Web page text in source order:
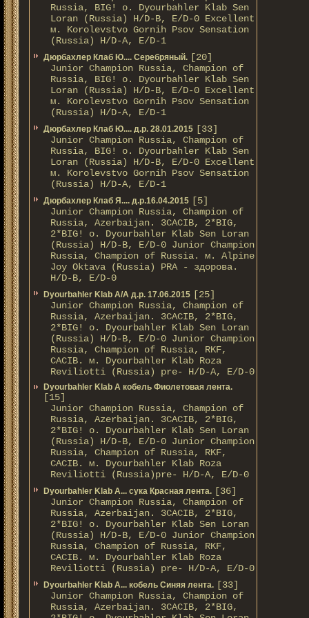
Russia, BIG! о. Dyourbahler Klab Sen
Loran (Russia) H/D-B, E/D-0 Excellent
м. Korolevstvo Gornih Psov Sensation
(Russia) H/D-A, E/D-1
Дюрбахлер Клаб Ю.... Серебряный. [20]
Junior Champion Russia, Champion of
Russia, BIG! о. Dyourbahler Klab Sen
Loran (Russia) H/D-B, E/D-0 Excellent
м. Korolevstvo Gornih Psov Sensation
(Russia) H/D-A, E/D-1
Дюрбахлер Клаб Ю.... д.р. 28.01.2015 [33]
Junior Champion Russia, Champion of
Russia, BIG! о. Dyourbahler Klab Sen
Loran (Russia) H/D-B, E/D-0 Excellent
м. Korolevstvo Gornih Psov Sensation
(Russia) H/D-A, E/D-1
Дюрбахлер Клаб Я.... д.р.16.04.2015 [5]
Junior Champion Russia, Champion of
Russia, Azerbaijan. 3CACIB, 2*BIG,
2*BIG! о. Dyourbahler Klab Sen Loran
(Russia) H/D-B, E/D-0 Junior Champion
Russia, Champion of Russia. м. Alpine
Joy Oktava (Russia) PRA - здорова.
H/D-B, E/D-0
Dyourbahler Klab A/А д.р. 17.06.2015 [25]
Junior Champion Russia, Champion of
Russia, Azerbaijan. 3CACIB, 2*BIG,
2*BIG! о. Dyourbahler Klab Sen Loran
(Russia) H/D-B, E/D-0 Junior Champion
Russia, Champion of Russia, RKF,
CACIB. м. Dyourbahler Klab Roza
Reviliotti (Russia) pre- H/D-A, E/D-0
Dyourbahler Klab A кобель Фиолетовая лента.
[15]
Junior Champion Russia, Champion of
Russia, Azerbaijan. 3CACIB, 2*BIG,
2*BIG! о. Dyourbahler Klab Sen Loran
(Russia) H/D-B, E/D-0 Junior Champion
Russia, Champion of Russia, RKF,
CACIB. м. Dyourbahler Klab Roza
Reviliotti (Russia)pre- H/D-A, E/D-0
Dyourbahler Klab A... сука Красная лента. [36]
Junior Champion Russia, Champion of
Russia, Azerbaijan. 3CACIB, 2*BIG,
2*BIG! о. Dyourbahler Klab Sen Loran
(Russia) H/D-B, E/D-0 Junior Champion
Russia, Champion of Russia, RKF,
CACIB. м. Dyourbahler Klab Roza
Reviliotti (Russia) pre- H/D-A, E/D-0
Dyourbahler Klab A... кобель Синяя лента. [33]
Junior Champion Russia, Champion of
Russia, Azerbaijan. 3CACIB, 2*BIG,